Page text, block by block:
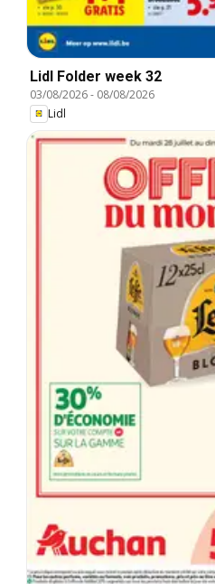
Lidl Folder week 32
03/08/2026- 08/08/2026
Lidl